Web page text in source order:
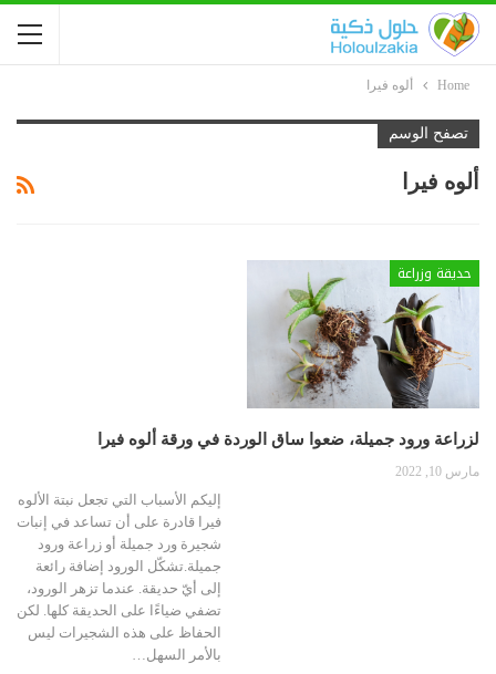
Home ألوه فيرا
تصفح الوسم
ألوه فيرا
حديقة وزراعة
لزراعة ورود جميلة، ضعوا ساق الوردة في ورقة ألوه فيرا
مارس 10, 2022
إليكم الأسباب التي تجعل نبتة الألوه
فيرا قادرة على أن تساعد في إنبات
شجيرة ورد جميلة أو زراعة ورود
جميلة.تشكّل الورود إضافة رائعة
إلى أيّ حديقة. عندما تزهر الورود،
تضفي ضياءًا على الحديقة كلها. لكن
الحفاظ على هذه الشجيرات ليس
بالأمر السهل…